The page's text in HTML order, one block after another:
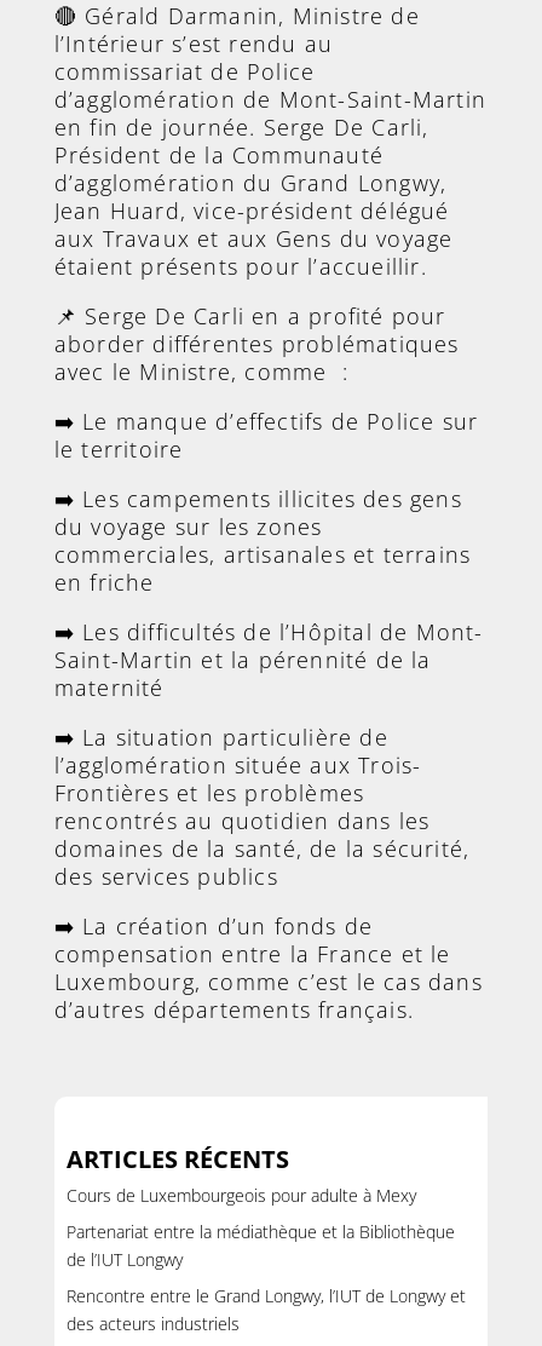
🔴 Gérald Darmanin, Ministre de
l’Intérieur s’est rendu au
commissariat de Police
d’agglomération de Mont-Saint-Martin
en fin de journée. Serge De Carli,
Président de la Communauté
d’agglomération du Grand Longwy,
Jean Huard, vice-président délégué
aux Travaux et aux Gens du voyage
étaient présents pour l’accueillir.
📌 Serge De Carli en a profité pour
aborder différentes problématiques
avec le Ministre, comme :
➡️ Le manque d’effectifs de Police sur
le territoire
➡️ Les campements illicites des gens
du voyage sur les zones
commerciales, artisanales et terrains
en friche
➡️ Les difficultés de l’Hôpital de Mont-
Saint-Martin et la pérennité de la
maternité
➡️ La situation particulière de
l’agglomération située aux Trois-
Frontières et les problèmes
rencontrés au quotidien dans les
domaines de la santé, de la sécurité,
des services publics
➡️ La création d’un fonds de
compensation entre la France et le
Luxembourg, comme c’est le cas dans
d’autres départements français.
ARTICLES RÉCENTS
Cours de Luxembourgeois pour adulte à Mexy
Partenariat entre la médiathèque et la Bibliothèque
de l’IUT Longwy
Rencontre entre le Grand Longwy, l’IUT de Longwy et
des acteurs industriels